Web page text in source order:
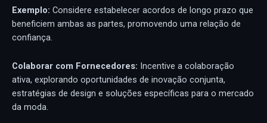
Exemplo: Considere estabelecer acordos de longo prazo que
beneficiem ambas as partes, promovendo uma relação de
confiança.
Colaborar com Fornecedores: Incentive a colaboração
ativa, explorando oportunidades de inovação conjunta,
estratégias de design e soluções específicas para o mercado
da moda.